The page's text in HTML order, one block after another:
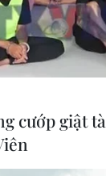
cướp giật